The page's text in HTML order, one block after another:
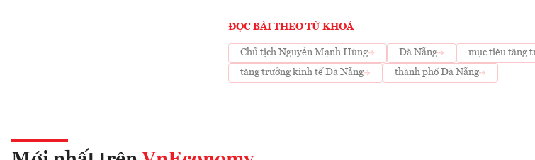
ĐỌC BÀI THEO TỪ KHOÁ
Chủ tịch Nguyễn Mạnh Hùng Đà Nẵng
mục tiêu tăng
tăng trưởng kinh tế Đà Nẵng
thành phố Đà Nẵng